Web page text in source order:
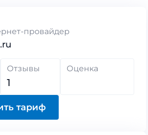
провайдер
Отзывы
1
Оценка
тариф